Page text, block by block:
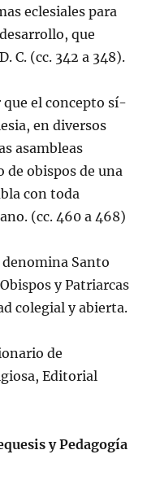
eclesiales para
que
C. (cc. 342 a 348).
que el concepto sí­
en diversos
asambleas
de obispos de una
con toda
(cc. 460 a 468)
Santo
y Patriarcas
colegial y abierta.
de
Editorial
y Pedagogía